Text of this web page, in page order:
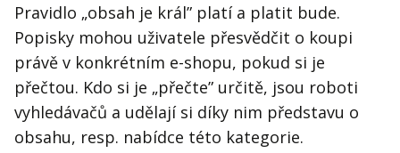
Pravidlo „obsah je král” platí a platit bude.
Popisky mohou uživatele přesvědčit o koupi
právě v konkrétním e-shopu, pokud si je
přečtou. Kdo si je „přečte” určitě, jsou roboti
vyhledávačů a udělají si díky nim představu o
obsahu, resp. nabídce této kategorie.